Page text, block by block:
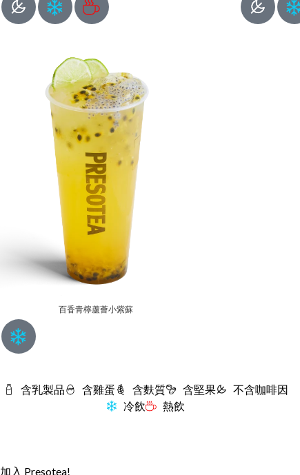
百香青檸蘆薈小紫蘇
含乳製品 含雞蛋 含麩質 含堅果
不含咖啡因
冷飲
熱飲
加入 Presotea!